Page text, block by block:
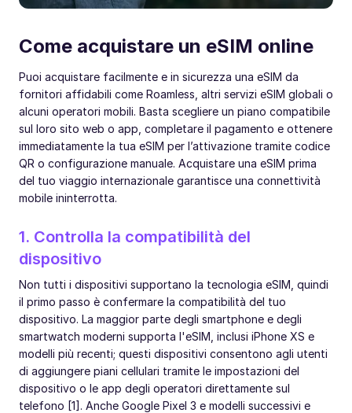
Come acquistare un eSIM online
Puoi acquistare facilmente e in sicurezza una eSIM da
fornitori affidabili come Roamless, altri servizi eSIM globali o
alcuni operatori mobili. Basta scegliere un piano compatibile
sul loro sito web o app, completare il pagamento e ottenere
immediatamente la tua eSIM per l’attivazione tramite codice
QR o configurazione manuale. Acquistare una eSIM prima
del tuo viaggio internazionale garantisce una connettività
mobile ininterrotta.
1. Controlla la compatibilità del
dispositivo
Non tutti i dispositivi supportano la tecnologia eSIM, quindi
il primo passo è confermare la compatibilità del tuo
dispositivo. La maggior parte degli smartphone e degli
smartwatch moderni supporta l'eSIM, inclusi iPhone XS e
modelli più recenti; questi dispositivi consentono agli utenti
di aggiungere piani cellulari tramite le impostazioni del
dispositivo o le app degli operatori direttamente sul
telefono [1]. Anche Google Pixel 3 e modelli successivi e